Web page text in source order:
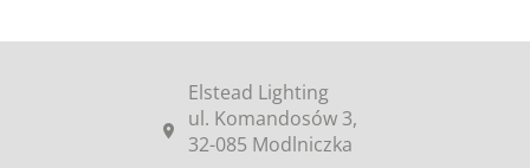
Elstead Lighting
ul. Komandosów 3,
32-085 Modlniczka